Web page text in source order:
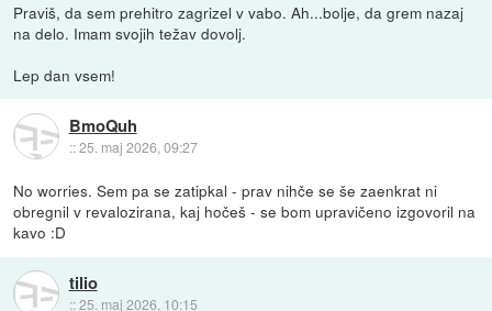
Praviš, da sem prehitro zagrizel v vabo. Ah...bolje, da grem nazaj
na delo. Imam svojih težav dovolj.
Lep dan vsem!
BmoQuh
::25. maj 2026, 09:27
No worries. Sem pa se zatipkal - prav nihče se še zaenkrat ni
obregnil v revalozirana, kaj hočeš - se bom upravičeno izgovoril na
kavo :D
tilio
::25. maj 2026, 10:15